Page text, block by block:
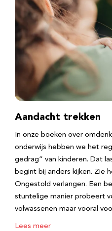
Aandacht trekken
In onze boeken over
onderwijs hebben we het
gedrag” van kinderen. Dat
begint bij anders kijken. Zie
Ongestold verlangen. Een
stuntelige manier probeert
volwassenen maar vooral
Lees meer